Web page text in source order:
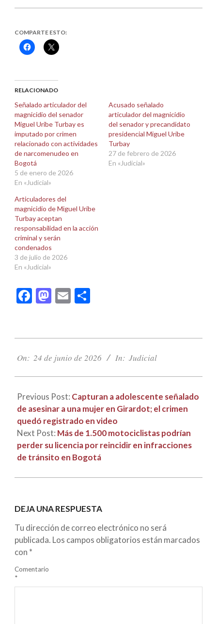
COMPARTE ESTO:
Haz
clic
(Se
abre
una
ventana
nueva)
Haz
clic
(Se
abre
una
ventana
nueva)
RELACIONADO
Señalado articulador del
magnicidio del senador
Miguel Uribe Turbay es
imputado por crimen
relacionado con actividades
de narcomenudeo en
Bogotá
5 de enero de 2026
En «Judicial»
Acusado señalado
articulador del magnicidio
del senador y precandidato
presidencial Miguel Uribe
Turbay
27 de febrero de 2026
En «Judicial»
Articuladores del
magnicidio de Miguel Uribe
Turbay aceptan
responsabilidad en la acción
criminal y serán
condenados
3 de julio de 2026
En «Judicial»
Facebook
Mastodon
Email
06-
On: 24 de junio de 2026 In: Judicial
Previous Post: Capturan a adolescente señalado
de asesinar a una mujer en Girardot; el crimen
quedó registrado en video
Next Post: Más de 1.500 motociclistas podrían
perder su licencia por reincidir en infracciones
de tránsito en Bogotá
DEJA UNA RESPUESTA
Tu dirección de correo electrónico no será
publicada. Los campos obligatorios están marcados
con *
Comentario
*